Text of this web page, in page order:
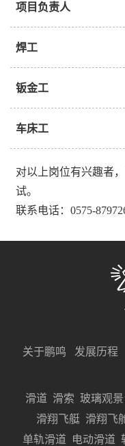
项目负责人
焊工
钣金工
车床工
对以上岗位有兴趣者
试。
联系电话：0575-
关于鹏鸣
发展历程
滑道 滑索 玻璃观
滑翔飞艇 滑翔飞
单轨滑道
电动滑道